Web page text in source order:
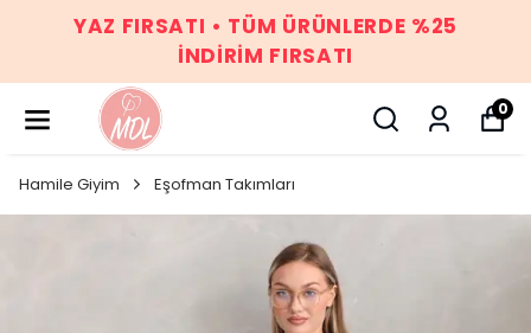
YAZ FIRSATI • TÜM ÜRÜNLERDE %25
İNDİRİM FIRSATI
0
Hamile Giyim Eşofman Takımları